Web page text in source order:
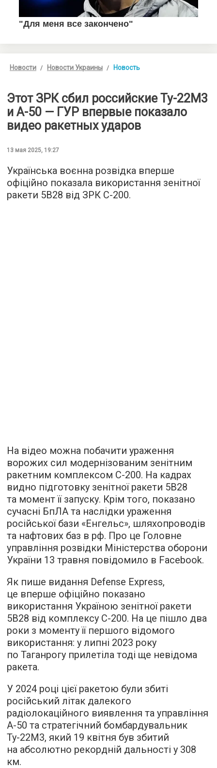
Новости Новости Украины Новость
Этот ЗРК сбил российские Ту-22М3
и А-50 — ГУР впервые показало
видео ракетных ударов
13 мая 2025, 19:27
Українська воєнна розвідка вперше
офіційно показала використання зенітної
ракети 5В28 від ЗРК С-200.
На відео можна побачити ураження
ворожих сил модернізованим зенітним
ракетним комплексом С-200. На кадрах
видно підготовку зенітної ракети 5В28
та момент її запуску. Крім того, показано
сучасні БпЛА та наслідки ураження
російської бази «Енгельс», шляхопроводів
та нафтових баз в рф. Про це Головне
управління розвідки Міністерства оборони
України 13 травня повідомило в Facebook.
Як пише видання Defense Express,
це вперше офіційно показано
використання Україною зенітної ракети
5В28 від комплексу С-200. На це пішло два
роки з моменту її першого відомого
використання: у липні 2023 року
по Таганрогу прилетіла тоді ще невідома
ракета.
У 2024 році цієї ракетою були збиті
російський літак далекого
радіолокаційного виявлення та управління
А-50 та стратегічний бомбардувальник
Ту-22М3, який 19 квітня був збитий
на абсолютно рекордній дальності у 308
км.